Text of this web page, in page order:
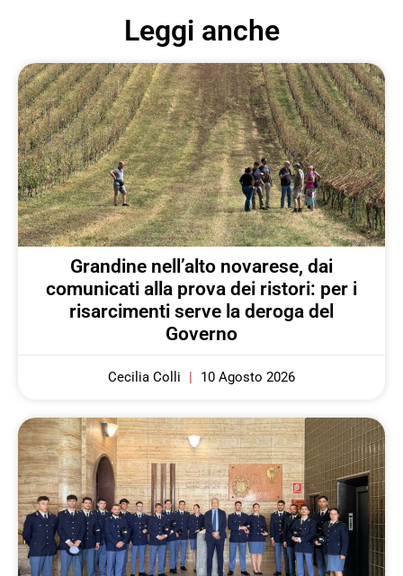
Leggi anche
Grandine nell’alto novarese, dai
comunicati alla prova dei ristori: per i
risarcimenti serve la deroga del
Governo
Cecilia Colli 10 Agosto 2026